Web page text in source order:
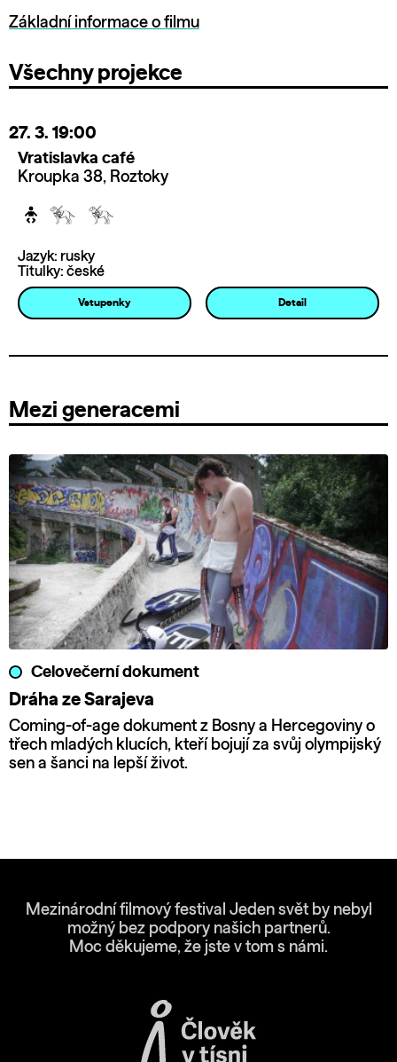
Základní informace o filmu
Všechny projekce
27. 3. 19:00
Vratislavka café
Kroupka 38, Roztoky
Jazyk: rusky
Titulky: české
Vstupenky Detail
Mezi generacemi
Celovečerní dokument
Dráha ze Sarajeva
Coming-of-age dokument z Bosny a Hercegoviny o
třech mladých klucích, kteří bojují za svůj olympijský
sen a šanci na lepší život.
Mezinárodní filmový festival Jeden svět by nebyl
možný bez podpory našich partnerů.
Moc děkujeme, že jste v tom s námi.